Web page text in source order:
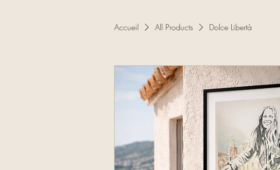
Accueil All Products Dolce Libertà